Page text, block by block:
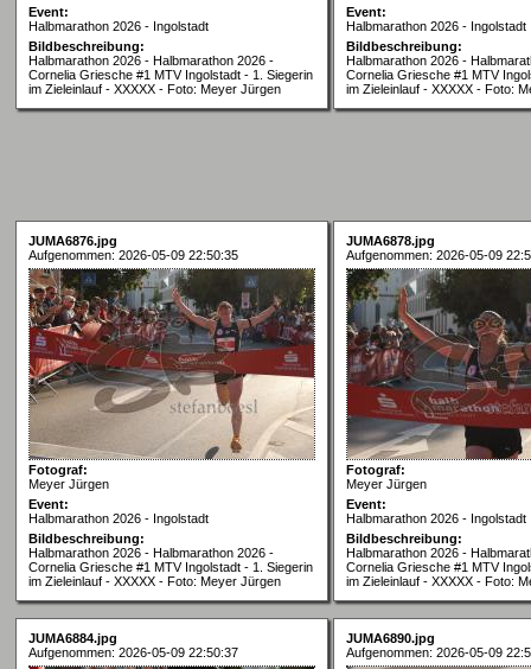
Event:
Halbmarathon 2026 - Ingolstadt
Bildbeschreibung:
Halbmarathon 2026 - Halbmarathon 2026 -
Cornelia Griesche #1 MTV Ingolstadt - 1. Siegerin
im Zieleinlauf - XXXXX - Foto: Meyer Jürgen
Event:
Halbmarathon 2026 - Ingolstadt
Bildbeschreibung:
Halbmarathon 2026 -
Cornelia Griesche #1 MTV
im Zieleinlauf - XXXXX - Foto:
JUMA6876.jpg
Aufgenommen: 2026-05-09 22:50:35
Fotograf:
Meyer Jürgen
Event:
Halbmarathon 2026 - Ingolstadt
Bildbeschreibung:
Halbmarathon 2026 - Halbmarathon 2026 -
Cornelia Griesche #1 MTV Ingolstadt - 1. Siegerin
im Zieleinlauf - XXXXX - Foto: Meyer Jürgen
JUMA6878.jpg
Aufgenommen: 2026-05-09
Fotograf:
Meyer Jürgen
Event:
Halbmarathon 2026 - Ingolstadt
Bildbeschreibung:
Halbmarathon 2026 -
Cornelia Griesche #1 MTV
im Zieleinlauf - XXXXX - Foto:
JUMA6884.jpg
Aufgenommen: 2026-05-09 22:50:37
JUMA6890.jpg
Aufgenommen: 2026-05-09